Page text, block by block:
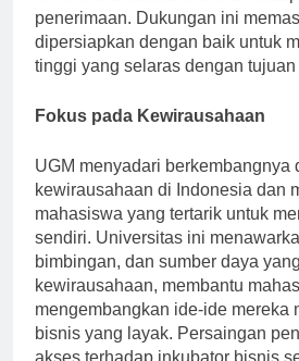
diri mereka secara efektif di
penerimaan. Dukungan ini
dipersiapkan dengan baik untuk
UGM menyadari berkembangnya
kewirausahaan di Indonesia dan
mahasiswa yang tertarik untuk
sendiri. Universitas ini
bimbingan, dan sumber daya
kewirausahaan, membantu
mengembangkan ide-ide mereka
bisnis yang layak. Persaingan